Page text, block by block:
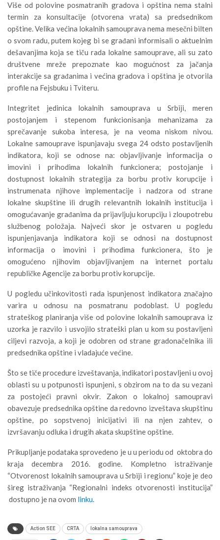
Više od polovine posmatranih gradova i opština nema stalni
termin za konsultacije (otvorena vrata) sa predsednikom
opštine. Velika većina lokalnih samouprava nema mesečni bilten
o svom radu, putem kojeg bi se građani informisali o aktuelnim
dešavanjima koja se tiču rada lokalne samouprave, ali su zato
društvene mreže prepoznate kao mogućnost za jačanja
interakcije sa građanima i većina gradova i opština je otvorila
profile na Fejsbuku i Tviteru.
Integritet jedinica lokalnih samouprava u Srbiji, meren
postojanjem i stepenom funkcionisanja mehanizama za
sprečavanje sukoba interesa, je na veoma niskom nivou.
Lokalne samouprave ispunjavaju svega 24 odsto postavljenih
indikatora, koji se odnose na: objavljivanje informacija o
imovini i prihodima lokalnih funkcionera; postojanje i
dostupnost lokalnih strategija za borbu protiv korupcije i
instrumenata njihove implementacije i nadzora od strane
lokalne skupštine ili drugih relevantnih lokalnih institucija i
omogućavanje građanima da prijavljuju korupciju i zloupotrebu
službenog položaja. Najveći skor je ostvaren u pogledu
ispunjenjavanja indikatora koji se odnosi na dostupnost
informacija o imovini i prihodima funkcionera, što je
omogućeno njihovim objavljivanjem na internet portalu
republičke Agencije za borbu protiv korupcije.
U pogledu učinkovitosti rada ispunjenost indikatora značajno
varira u odnosu na posmatranu podoblast. U pogledu
strateškog planiranja više od polovine lokalnih samouprava iz
uzorka je razvilo i usvojilo strateški plan u kom su postavljeni
ciljevi razvoja, a koji je odobren od strane gradonačelnika ili
predsednika opštine i vladajuće većine.
Što se tiče procedure izveštavanja, indikatori postavljeni u ovoj
oblasti su u potpunosti ispunjeni, s obzirom na to da su vezani
za postojeći pravni okvir. Zakon o lokalnoj samoupravi
obavezuje predsednika opštine da redovno izveštava skupštinu
opštine, po sopstvenoj inicijativi ili na njen zahtev, o
izvršavanju odluka i drugih akata skupštine opštine.
Prikupljanje podataka sprovedeno je u u periodu od oktobra do
kraja decembra 2016. godine. Kompletno istraživanje
“Otvorenost lokalnih samouprava u Srbiji i regionu” koje je deo
šireg istraživanja “Regionalni indeks otvorenosti institucija”
dostupno je na ovom linku.
Action SEE CRTA lokalna samouprava